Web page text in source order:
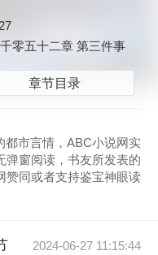
零五十二章 第三件事
章节目录
都市言情，ABC小说网实
弹窗阅读，书友所发表的
赞同或者支持鉴宝神眼读
2024-06-27 11:15:44